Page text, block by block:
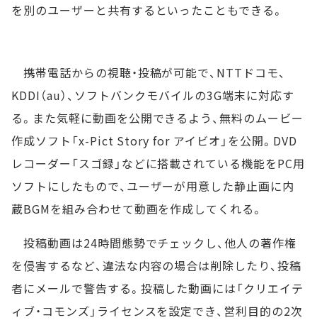
を別のユーザーと共有するといったこともできる。
携帯電話からの視聴・投稿が可能で、NTTドコモ、
KDDI（au）、ソフトバンクモバイルの3G端末に対応す
る。また気軽に動画を公開できるよう、無料のムービー
作成ソフト「x-Pict Story for アイビオ」を公開。DVD
レコーダー「スゴ録」などに搭載されている機能をPC用
ソフトにしたもので、ユーザーが用意した静止画に内
蔵BGMを組み合わせて動画を作成してくれる。
投稿動画は24時間態勢でチェックし、他人の著作権
を侵害するなど、違法な内容の場合は削除したり、投稿
者にメールで警告する。投稿した動画には「クリエイテ
ィブ・コモンズ」ライセンスを設定でき、営利目的の2次